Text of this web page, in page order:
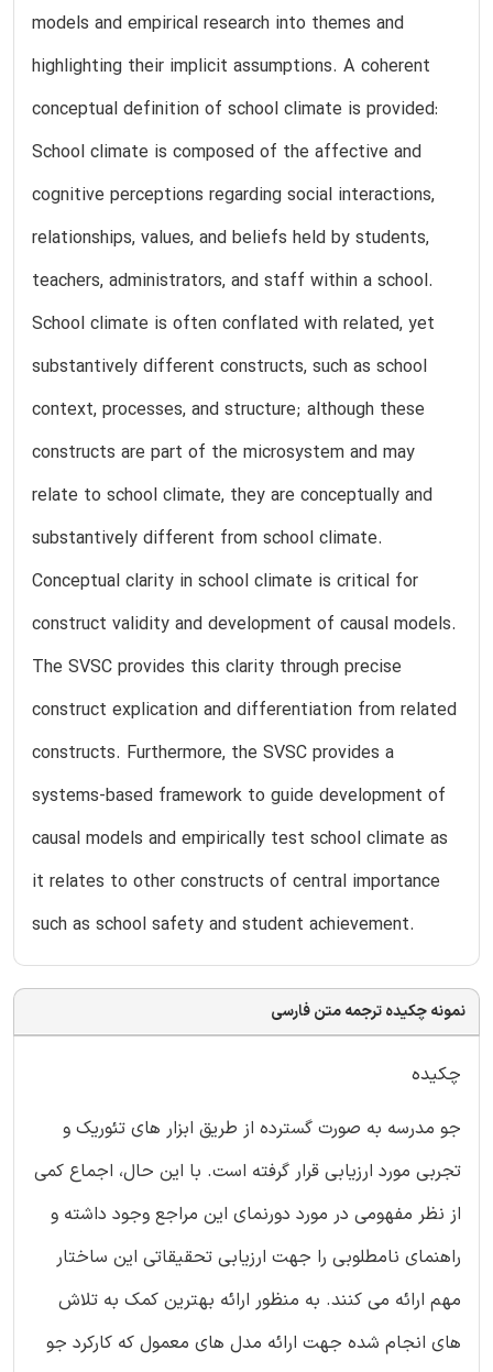
models and empirical research into themes and
highlighting their implicit assumptions. A coherent
conceptual definition of school climate is provided:
School climate is composed of the affective and
cognitive perceptions regarding social interactions,
relationships, values, and beliefs held by students,
teachers, administrators, and staff within a school.
School climate is often conflated with related, yet
substantively different constructs, such as school
context, processes, and structure; although these
constructs are part of the microsystem and may
relate to school climate, they are conceptually and
substantively different from school climate.
Conceptual clarity in school climate is critical for
construct validity and development of causal models.
The SVSC provides this clarity through precise
construct explication and differentiation from related
constructs. Furthermore, the SVSC provides a
systems-based framework to guide development of
causal models and empirically test school climate as
it relates to other constructs of central importance
such as school safety and student achievement.
نمونه چکیده ترجمه متن فارسی
چکیده
جو مدرسه به صورت گسترده از طریق ابزار های تئوریک و
تجربی مورد ارزیابی قرار گرفته است. با این حال، اجماع کمی
از نظر مفهومی در مورد دورنمای این مراجع وجود داشته و
راهنمای نامطلوبی را جهت ارزیابی تحقیقاتی این ساختار
مهم ارائه می کنند. به منظور ارائه بهترین کمک به تلاش
های انجام شده جهت ارائه مدل های معمول که کارکرد جو